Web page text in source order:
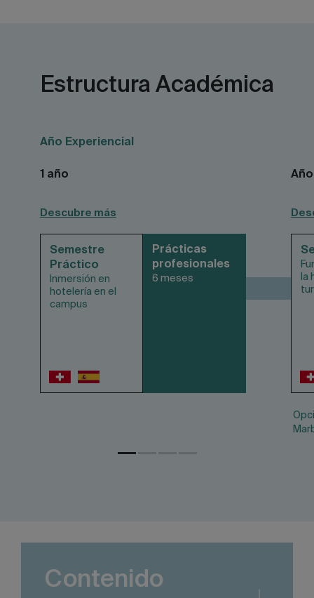
Estructura Académica
Año Experiencial
1 año
Descubre más
Semestre
Práctico
Inmersión en
hotelería en el
campus
Prácticas
profesionales
6 meses
la
Contenido